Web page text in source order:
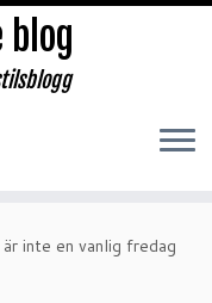
är inte en vanlig fredag